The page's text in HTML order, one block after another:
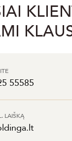
55585
LAIŠKĄ